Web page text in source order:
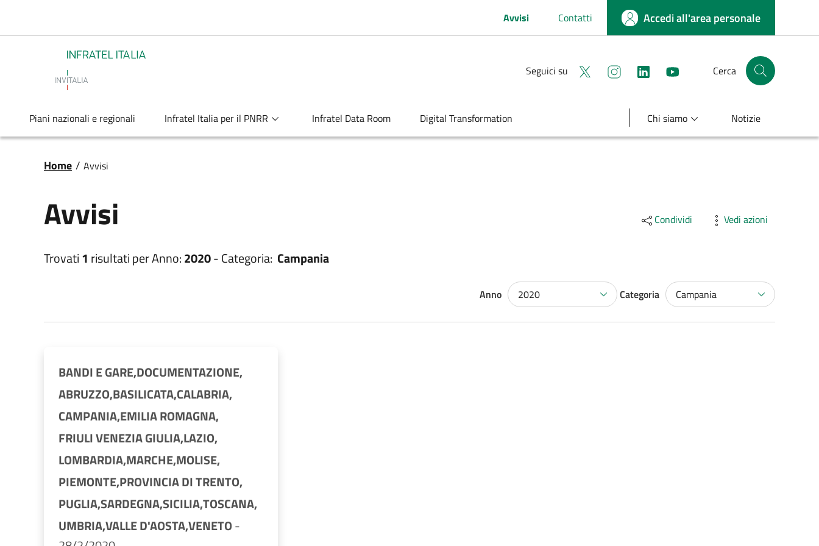
Avvisi Contatti Accedi all'area personale
Infratel Seguici su Seguici su XSeguici su instagram
linkedin youtubeCerca Cerca nel sito
Piani nazionali e regionali Infratel Italia per il PNRR Infratel Data Room Digital Transformation Chi siamo Notizie
Briciole di pane
Home / Avvisi
Avvisi Condividi Vedi azioni
Trovati1 risultati perAnno:2020-Categoria: Campania
Anno 2020 Categoria Campania
BANDI E GARE,DOCUMENTAZIONE,
ABRUZZO,BASILICATA,CALABRIA,
CAMPANIA,EMILIA ROMAGNA,
FRIULI VENEZIA GIULIA,LAZIO,
LOMBARDIA,MARCHE,MOLISE,
PIEMONTE,PROVINCIA DI TRENTO,
PUGLIA,SARDEGNA,SICILIA,TOSCANA,
UMBRIA,VALLE D'AOSTA,VENETO-